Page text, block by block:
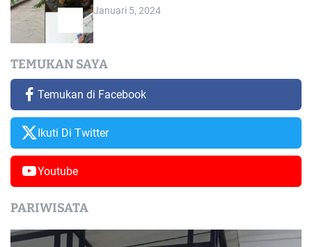
Januari 5, 2024
TEMUKAN SAYA
Temukan di Facebook
Ikuti Di Twitter
Youtube
PARIWISATA